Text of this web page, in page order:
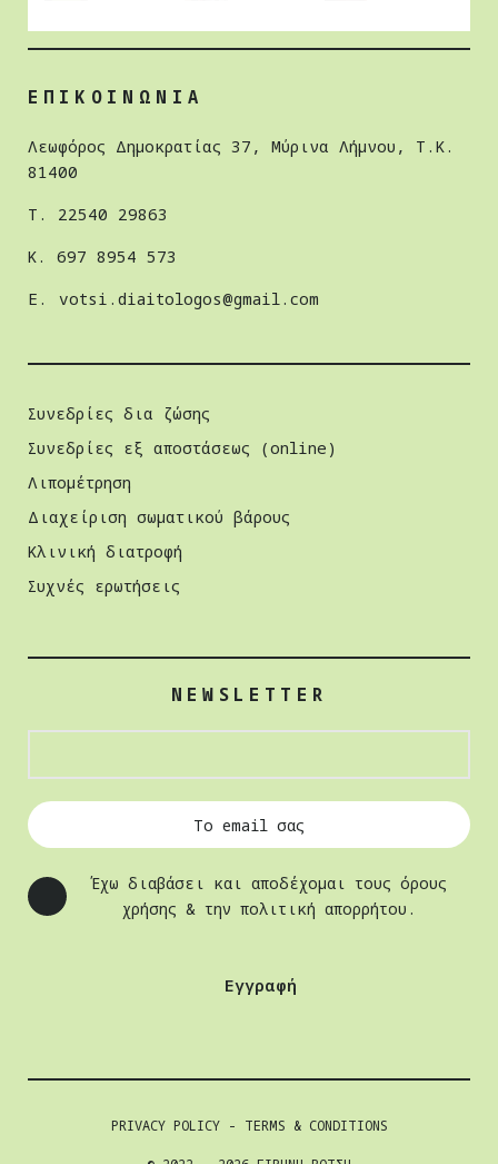
ΕΠΙΚΟΙΝΩΝΙΑ
Λεωφόρος Δημοκρατίας 37, Μύρινα Λήμνου, Τ.Κ.
81400
Τ. 22540 29863
Κ. 697 8954 573
E.
votsi.diaitologos@gmail.com
Συνεδρίες δια ζώσης
Συνεδρίες εξ αποστάσεως (online)
Λιπομέτρηση
Διαχείριση σωµατικού βάρους
Κλινική διατροφή
Συχνές ερωτήσεις
NEWSLETTER
Έχω διαβάσει και αποδέχομαι τους όρους
χρήσης & την πολιτική απορρήτου.
Εγγραφή
PRIVACY POLICY- TERMS & CONDITIONS